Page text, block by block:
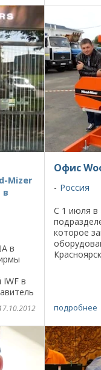
Mizer
в
в
в
мы
17.10.2012
Офис
Россия
С 1 июля в
которое
подробнее